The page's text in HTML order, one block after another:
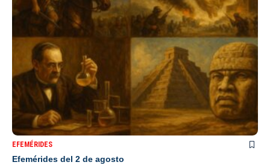
EFEMÉRIDES
Efemérides del 2 de agosto